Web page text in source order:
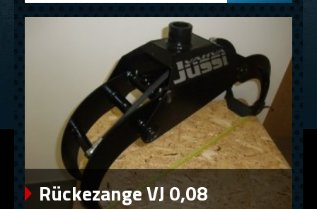
Rückezange VJ 0,08